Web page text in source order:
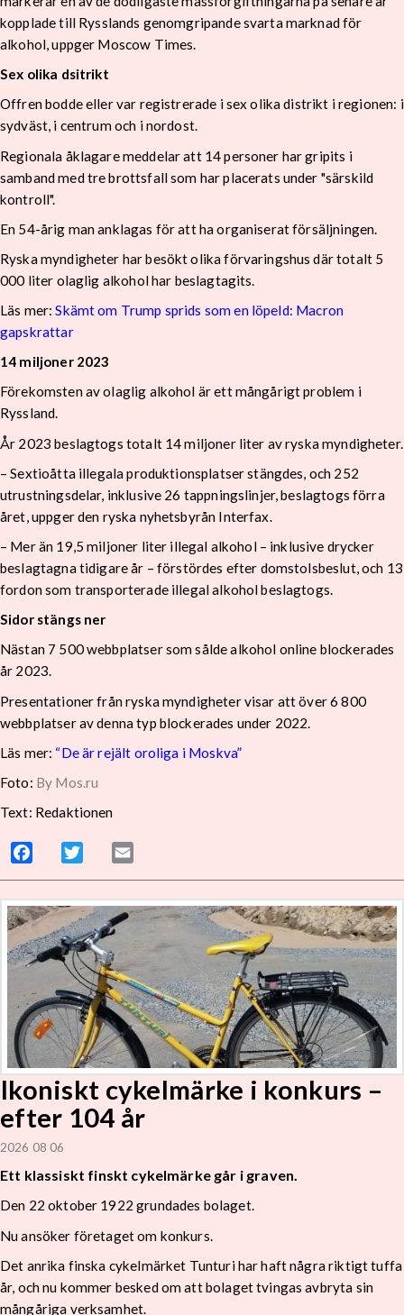
kopplade till Rysslands genomgripande svarta marknad för
alkohol, uppger Moscow Times.
Sex olika dsitrikt
Offren bodde eller var registrerade i sex olika distrikt i regionen: i
sydväst, i centrum och i nordost.
Regionala åklagare meddelar att 14 personer har gripits i
samband med tre brottsfall som har placerats under "särskild
kontroll".
En 54-årig man anklagas för att ha organiserat försäljningen.
Ryska myndigheter har besökt olika förvaringshus där totalt 5
000 liter olaglig alkohol har beslagtagits.
Läs mer:Skämt om Trump sprids som en löpeld: Macron
gapskrattar
14 miljoner 2023
Förekomsten av olaglig alkohol är ett mångårigt problem i
Ryssland.
År 2023 beslagtogs totalt 14 miljoner liter av ryska myndigheter.
– Sextioåtta illegala produktionsplatser stängdes, och 252
utrustningsdelar, inklusive 26 tappningslinjer, beslagtogs förra
året, uppger den ryska nyhetsbyrån Interfax.
– Mer än 19,5 miljoner liter illegal alkohol – inklusive drycker
beslagtagna tidigare år – förstördes efter domstolsbeslut, och 13
fordon som transporterade illegal alkohol beslagtogs.
Sidor stängs ner
Nästan 7 500 webbplatser som sålde alkohol online blockerades
år 2023.
Presentationer från ryska myndigheter visar att över 6 800
webbplatser av denna typ blockerades under 2022.
Läs mer: “De är rejält oroliga i Moskva”
Foto: By Mos.ru
Text: Redaktionen
Facebook Twitter
Ikoniskt cykelmärke i konkurs –
efter 104 år
2026 08 06
Ett klassiskt finskt cykelmärke går i graven.
Den 22 oktober 1922 grundades bolaget.
Nu ansöker företaget om konkurs.
Det anrika finska cykelmärket Tunturi har haft några riktigt tuffa
år, och nu kommer besked om att bolaget tvingas avbryta sin
mångåriga verksamhet.